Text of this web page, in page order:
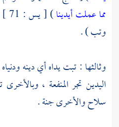
مما عملت أيدينا
)
وتب ) .
وثالثها : تبت يداه أي دينه
اليدين تجر المنفعة ،
سلاح والأخرى جنة .